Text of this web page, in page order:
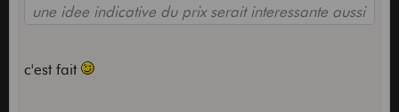
une idee indicative du prix serait interessante aussi
c'est fait